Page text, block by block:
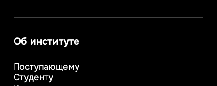
Информатика
аналитика
Управление в сфере коммерческой
Психолого-педагогическое
консультирование и медиация
Об институте
Поступающему
Студенту